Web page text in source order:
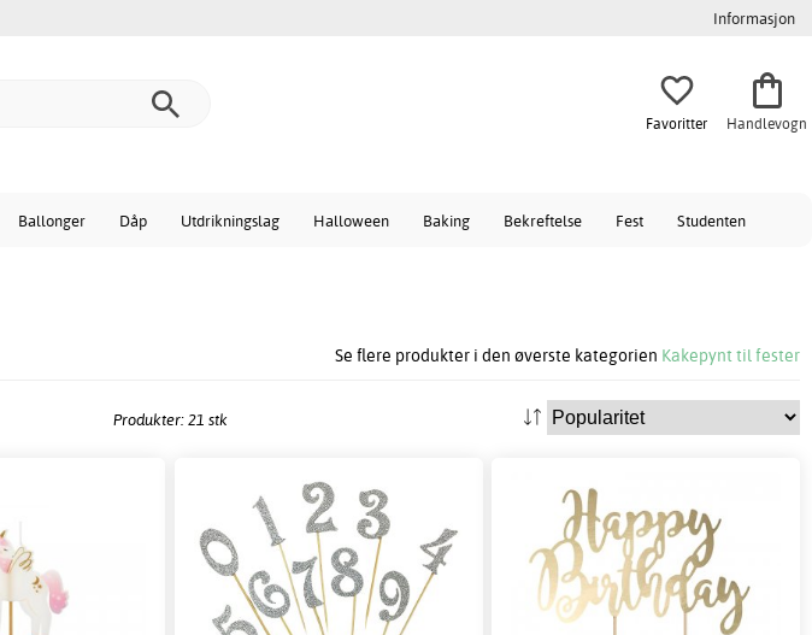
Informasjon
Favoritter Handlevogn
Ballonger Dåp Utdrikningslag Halloween Baking Bekreftelse Fest Studenten
Se flere produkter i den øverste kategorien Kakepynt til fester
Produkter: 21 stk